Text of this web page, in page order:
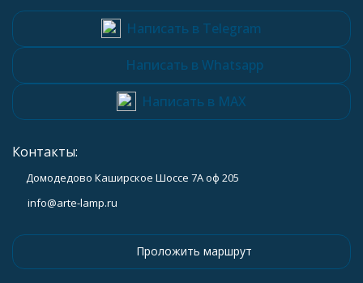
Написать в Telegram
Написать в Whatsapp
Написать в MAX
Контакты:
Домодедово Каширское Шоссе 7А оф 205
info@arte-lamp.ru
Проложить маршрут